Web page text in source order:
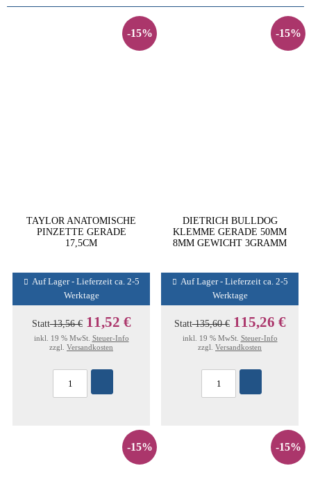
-15%
TAYLOR ANATOMISCHE
PINZETTE GERADE
17,5CM
Auf Lager - Lieferzeit ca. 2-5
Werktage
Statt13,56 € 11,52 €
inkl. 19 % MwSt. Steuer-Info
zzgl. Versandkosten
-15%
DIETRICH BULLDOG
KLEMME GERADE 50MM
8MM GEWICHT 3GRAMM
Auf Lager - Lieferzeit ca. 2-5
Werktage
Statt135,60 € 115,26 €
inkl. 19 % MwSt. Steuer-Info
zzgl. Versandkosten
-15% -15%